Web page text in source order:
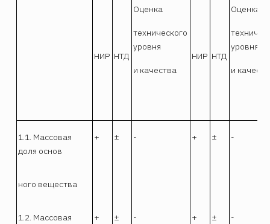
НИР НТД
Оценка
технического
уровня
и качества
НИР НТД
Оценка
уровня
и
1.1. Массовая
доля основ
+ ± - + ± -
ного вещества
1.2. Массовая
+ ± - + ± -